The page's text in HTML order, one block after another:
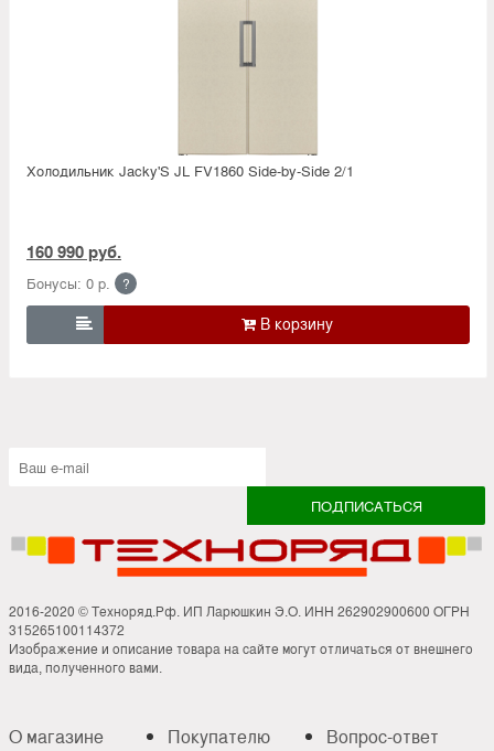
Холодильник Jacky'S JL FV1860 Side-by-Side 2/1
160 990 руб.
Бонусы: 0 р. ?

2016-2020 © Техноряд.Рф. ИП Ларюшкин Э.О. ИНН 262902900600 ОГРН
315265100114372
Изображение и описание товара на сайте могут отличаться от внешнего
вида, полученного вами.
О магазине
Покупателю
Вопрос-ответ